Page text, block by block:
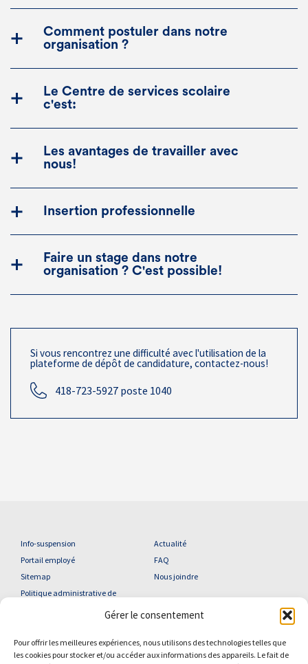
Gérer le consentement
Pour offrir les meilleures expériences, nous utilisons des technologies telles que
les cookies pour stocker et/ou accéder aux informations des appareils. Le fait de
Comment postuler dans notre
organisation ?
Le Centre de services scolaire
c'est:
Les avantages de travailler avec
nous!
Insertion professionnelle
Faire un stage dans notre
organisation ? C'est possible!
Si vous rencontrez une difficulté avec l'utilisation de la
plateforme de dépôt de candidature, contactez-nous!
418-723-5927 poste 1040
Info-suspension
Actualité
Portail employé
FAQ
Sitemap
Nous joindre
Politique administrative de